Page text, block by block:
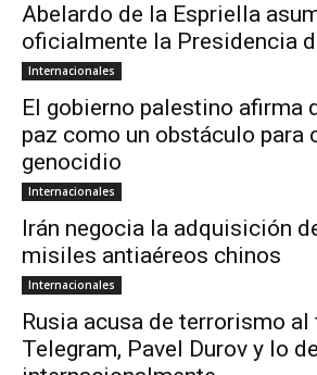
Abelardo de la Espriella
oficialmente la Presidencia
Internacionales
El gobierno palestino afirma
paz como un obstáculo para
genocidio
Internacionales
Irán negocia la adquisición
misiles antiaéreos chinos
Internacionales
Rusia acusa de terrorismo al
Telegram, Pavel Durov y lo